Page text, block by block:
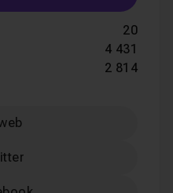
20
4 431
2 814